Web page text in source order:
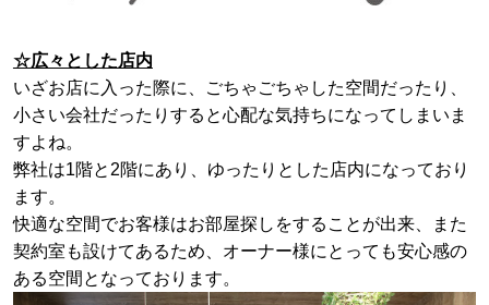
☆広々とした店内
いざお店に入った際に、ごちゃごちゃした空間だったり、
小さい会社だったりすると心配な気持ちになってしまいま
すよね。
弊社は1階と2階にあり、ゆったりとした店内になっており
ます。
快適な空間でお客様はお部屋探しをすることが出来、
また
契約室も設けてあるため、 オーナー様にとっても安心感の
ある空間となっております。